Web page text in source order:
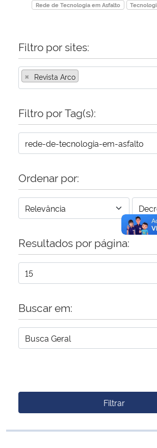
Controladoria-Geral da União
Ministério da Mulher, da Família e dos Direitos
Gabinete de Segurança Institucional
Advocacia-Geral da União
Banco Central do Brasil
Planalto
Rede de Tecnologia em Asfalto
Filtro por sites:
× Revista Arco
Filtro por Tag(s):
Ordenar por:
Resultados por página:
Buscar em:
Filtrar